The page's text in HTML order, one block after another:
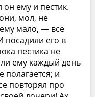
он ему и пестик.
мол, не
мало, — все
посадили его в
пестика не
ему каждый день
полагается; и
повторял про